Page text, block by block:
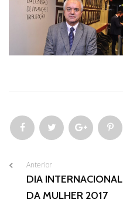
Anterior
DIA INTERNACIONAL
DA MULHER 2017